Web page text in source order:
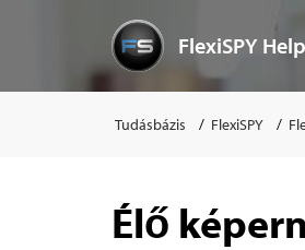
FlexiSPY
Tudásbázis FlexiSPY
Élő